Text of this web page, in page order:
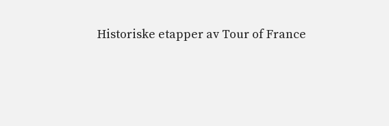
Historiske etapper av Tour of France